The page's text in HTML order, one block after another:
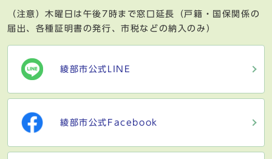
（注意）木曜日は午後7時まで窓口延長（戸籍・国保関係の
届出、各種証明書の発行、市税などの納入のみ）
綾部市公式LINE
綾部市公式Facebook